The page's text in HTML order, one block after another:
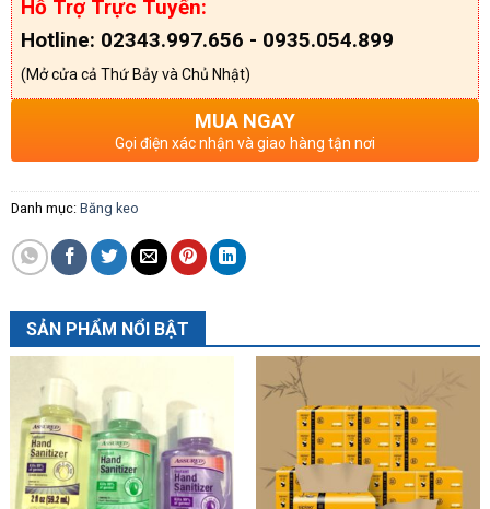
Hỗ Trợ Trực Tuyến:
Hotline: 02343.997.656 - 0935.054.899
(Mở cửa cả Thứ Bảy và Chủ Nhật)
MUA NGAY
Gọi điện xác nhận và giao hàng tận nơi
Danh mục: Băng keo
SẢN PHẨM NỔI BẬT